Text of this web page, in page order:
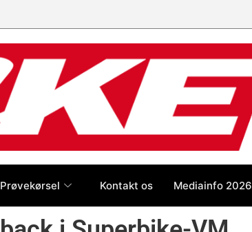
Prøvekørsel Kontakt os Mediainfo 2026